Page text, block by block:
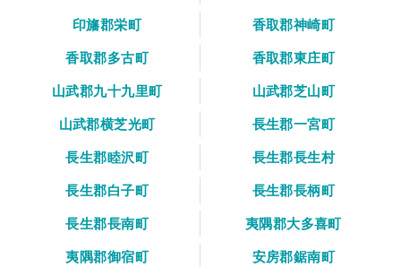
印旛郡栄町
香取郡神崎町
香取郡多古町
香取郡東庄町
山武郡九十九里町
山武郡芝山町
山武郡横芝光町
長生郡一宮町
長生郡睦沢町
長生郡長生村
長生郡白子町
長生郡長柄町
長生郡長南町
夷隅郡大多喜町
夷隅郡御宿町
安房郡鋸南町